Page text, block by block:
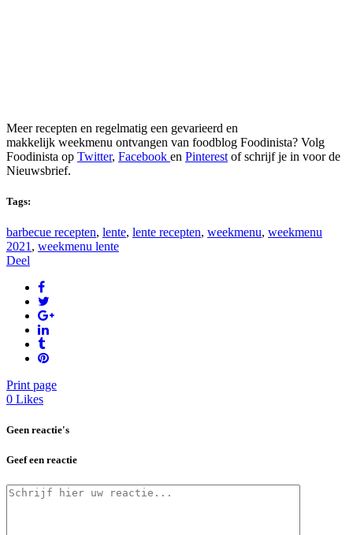
Meer recepten en regelmatig een gevarieerd en
makkelijk weekmenu ontvangen van foodblog Foodinista? Volg
Foodinista op Twitter, Facebook en Pinterest of schrijf je in voor de
Nieuwsbrief.
Tags:
barbecue recepten, lente, lente recepten, weekmenu, weekmenu
2021 , weekmenu lente
Deel
Print page
0 Likes
Geen reactie's
Geef een reactie